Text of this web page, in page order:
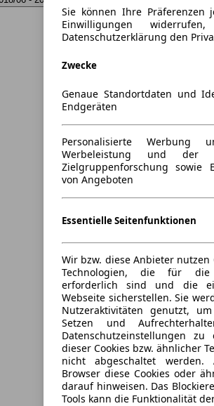
Sie können Ihre Präferenzen
Einwilligungen
Datenschutzerklärung den
Zwecke
Genaue Standortdaten und
Endgeräten
Personalisierte
Werbeleistung und der
Zielgruppenforschung sowie
von Angeboten
Essentielle Seitenfunktionen
Wir bzw. diese Anbieter nutzen
Technologien, die für die
erforderlich sind und die
Webseite sicherstellen. Sie
Nutzeraktivitäten genutzt,
Setzen und
Datenschutzeinstellungen
dieser Cookies bzw. ähnlicher
nicht abgeschaltet werden.
Browser diese Cookies oder
darauf hinweisen. Das
Tools kann die Funktionalität